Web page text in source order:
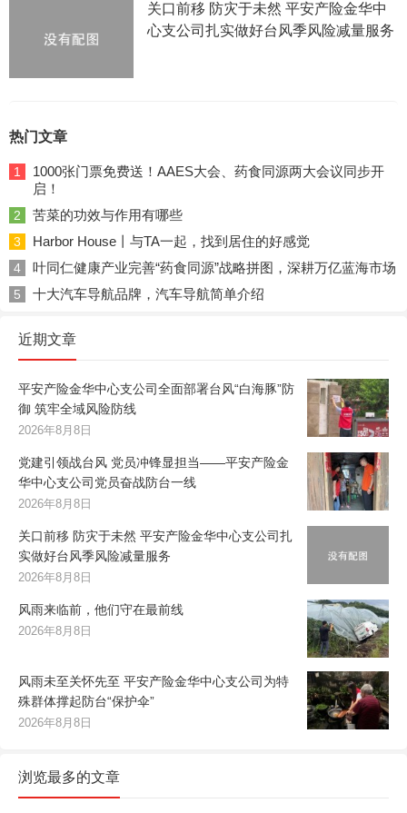
关口前移 防灾于未然 平安产险金华中
心支公司扎实做好台风季风险减量服务
热门文章
1
1000张门票免费送！AAES大会、药食同源两大会议同步开
启！
2 苦菜的功效与作用有哪些
3 Harbor House丨与TA一起，找到居住的好感觉
4 叶同仁健康产业完善“药食同源”战略拼图，深耕万亿蓝海市场
5 十大汽车导航品牌，汽车导航简单介绍
近期文章
平安产险金华中心支公司全面部署台风“白海豚”防
御 筑牢全域风险防线
2026年8月8日
党建引领战台风 党员冲锋显担当——平安产险金
华中心支公司党员奋战防台一线
2026年8月8日
关口前移 防灾于未然 平安产险金华中心支公司扎
实做好台风季风险减量服务
2026年8月8日
风雨来临前，他们守在最前线
2026年8月8日
风雨未至关怀先至 平安产险金华中心支公司为特
殊群体撑起防台“保护伞”
2026年8月8日
浏览最多的文章